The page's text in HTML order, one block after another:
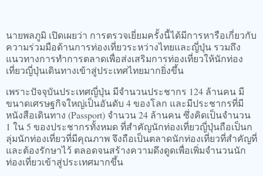
นายพลภูมิ เปิดเผยว่า การตรวจเยี่ยมครั้งนี้ได้มีการหารือเกี่ยวกับ
ความร่วมมือด้านการท่องเที่ยวระหว่างไทยและญี่ปุ่น รวมถึง
แนวทางการทำการตลาดเพื่อส่งเสริมการท่องเที่ยวให้นักท่อง
เที่ยวญี่ปุ่นเดินทางเข้าสู่ประเทศไทยมากยิ่งขึ้น
เพราะปัจจุบันประเทศญี่ปุ่น มีจำนวนประชากร 124 ล้านคน มี
ขนาดเศรษฐกิจใหญ่เป็นอันดับ 4 ของโลก และมีประชากรที่มี
หนังสือเดินทาง (Passport) จำนวน 24 ล้านคน ซึ่งคิดเป็นจำนวน
1 ใน 5 ของประชากรทั้งหมด ที่สำคัญนักท่องเที่ยวญี่ปุ่นถือเป็นก
ลุ่มนักท่องเที่ยวที่มีคุณภาพ จึงถือเป็นตลาดนักท่องเที่ยวที่สำคัญที่
และต้องรักษาไว้ ตลอดจนสร้างความดึงดูดเพื่อเพิ่มจำนวนนัก
ท่องเที่ยวเข้าสู่ประเทศมากขึ้น